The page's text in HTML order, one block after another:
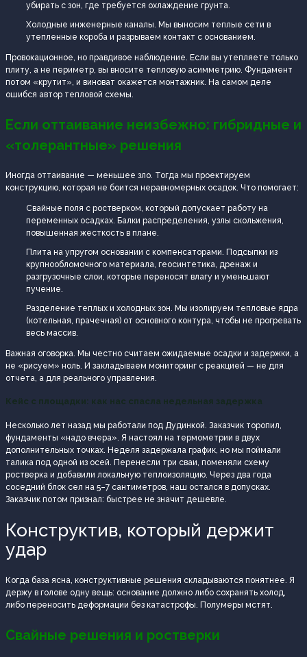
убирать с зон, где требуется охлаждение грунта.
Холодные инженерные каналы. Мы выносим теплые сети в
утепленные короба и разрываем контакт с основанием.
Провокационное, но правдивое наблюдение. Если вы утепляете только
плиту, а не периметр, вы вносите тепловую асимметрию. Фундамент
потом «крутит», и виноват окажется монтажник. На самом деле
ошибся автор тепловой схемы.
Если оттаивание неизбежно: гибридные и
«толерантные» решения
Иногда оттаивание — меньшее зло. Тогда мы проектируем
конструкцию, которая не боится неравномерных осадок. Что помогает:
Свайные поля с ростверком, который допускает работу на
переменных осадках. Балки распределения, узлы скольжения,
повышенная жесткость в плане.
Плита на упругом основании с компенсаторами. Подсыпки из
крупнообломочного материала, геосинтетика, дренаж и
разгрузочные слои, которые переносят влагу и уменьшают
пучение.
Разделение теплых и холодных зон. Мы изолируем тепловые ядра
(котельная, прачечная) от основного контура, чтобы не прогревать
весь массив.
Важная оговорка. Мы честно считаем ожидаемые осадки и задержки, а
не «рисуем» ноль. И закладываем мониторинг с реакцией — не для
отчета, а для реального управления.
Кейс с площадки: как нас спасла недельная задержка
Несколько лет назад мы работали под Дудинкой. Заказчик торопил,
фундаменты «надо вчера». Я настоял на термометрии в двух
дополнительных точках. Неделя задержала график, но мы поймали
талика под одной из осей. Перенесли три сваи, поменяли схему
ростверка и добавили локальную теплоизоляцию. Через два года
соседний блок сел на 5–7 сантиметров, наш остался в допусках.
Заказчик потом признал: быстрее не значит дешевле.
Конструктив, который держит
удар
Когда база ясна, конструктивные решения складываются понятнее. Я
держу в голове одну вещь: основание должно либо сохранять холод,
либо переносить деформации без катастрофы. Полумеры мстят.
Свайные решения и ростверки